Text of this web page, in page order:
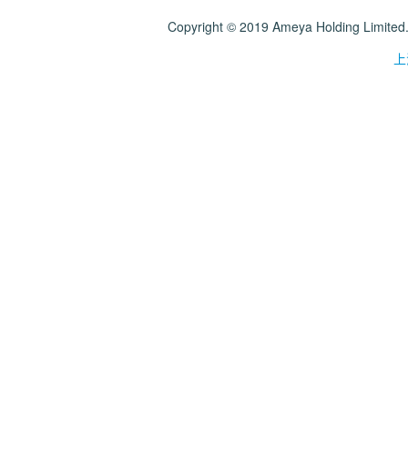
Copyright © 2019 Ameya Holding